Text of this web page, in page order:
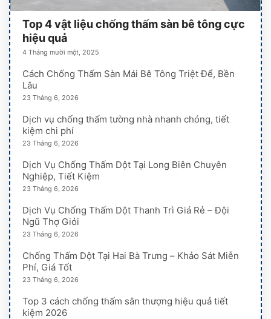
Top 4 vật liệu chống thấm sàn bê tông cực
hiệu quả
4 Tháng mười một, 2025
Cách Chống Thấm Sàn Mái Bê Tông Triệt Để, Bền
Lâu
23 Tháng 6, 2026
Dịch vụ chống thấm tường nhà nhanh chóng, tiết
kiệm chi phí
23 Tháng 6, 2026
Dịch Vụ Chống Thấm Dột Tại Long Biên Chuyên
Nghiệp, Tiết Kiệm
23 Tháng 6, 2026
Dịch Vụ Chống Thấm Dột Thanh Trì Giá Rẻ – Đội
Ngũ Thợ Giỏi
23 Tháng 6, 2026
Chống Thấm Dột Tại Hai Bà Trưng – Khảo Sát Miễn
Phí, Giá Tốt
23 Tháng 6, 2026
Top 3 cách chống thấm sân thượng hiệu quả tiết
kiệm 2026